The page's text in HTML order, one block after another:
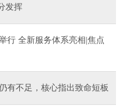
发挥
行 全新服务体系亮相|焦点
有不足，核心指出致命短板